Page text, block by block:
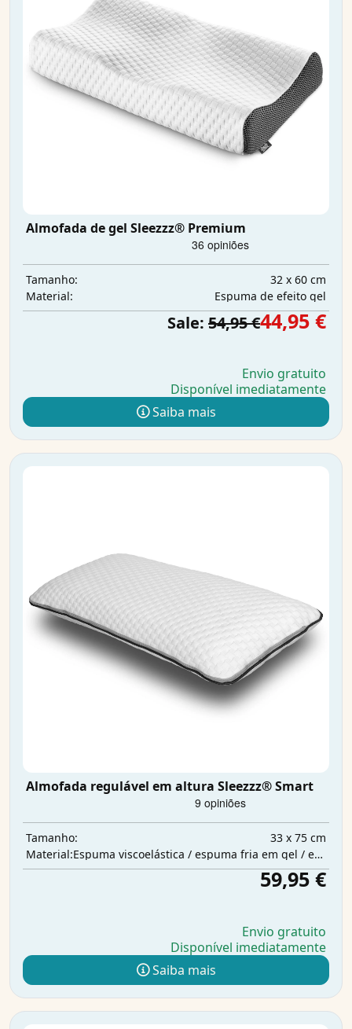
Almofada de gel Sleezzz® Premium
Tamanho:
32 x 60 cm
Material:
Espuma de efeito gel
Sale: 54,95 €44,95 €
Envio gratuito
Disponível imediatamente
Saiba mais
Almofada regulável em altura Sleezzz® Smart
Tamanho:
33 x 75 cm
Material:
Espuma viscoelástica / espuma fria em gel / enchimento de poliéster
59,95 €
Envio gratuito
Disponível imediatamente
Saiba mais